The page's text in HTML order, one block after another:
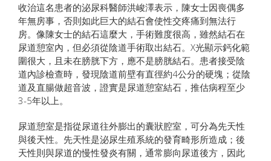
收治這名患者的泌尿科醫師洪峻澤表示，陳女士因喪偶多
年無房事，否則如此巨大的結石會使性交疼痛到無法行
房。像陳女士的結石這麼大，手術難度很高，雖然結石在
尿道憩室內，但必須從陰道手術取出結石。X光顯示鈣化範
圍很大，且未在膀胱下方，應不是膀胱結石。患者接受陰
道內診檢查時，發現陰道前壁有直徑約4公分的硬塊；從陰
道及直腸做超音波，證實是尿道憩室結石，推估病程至少
3-5年以上。
尿道憩室是指從尿道往外膨出的囊狀腔室，可分為先天性
與後天性。先天性是泌尿生殖系統的發育畸形所造成；後
天性則與尿道的慢性發炎有關，通常膨向尿道後方，因此